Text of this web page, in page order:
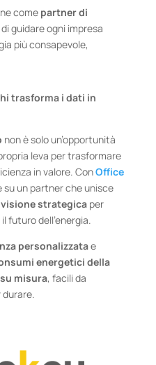
come partner di
guidare ogni impresa
più consapevole,
trasforma i dati in
non è solo un’opportunità
leva per trasformare
in valore. ConOffice
su un partner che unisce
strategicaper
futuro dell’energia.
personalizzatae
energetici della
misura, facili da